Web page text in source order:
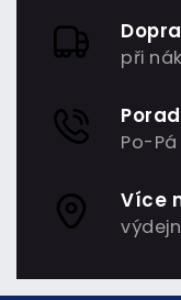
při
Po-Pá
Více